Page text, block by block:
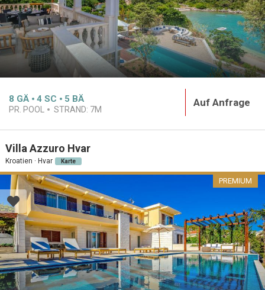
8 GÄ 4 SC 5 BÄ
PR. POOL STRAND: 7M
Auf Anfrage
Villa Azzuro Hvar
Kroatien · Hvar Karte
PREMIUM